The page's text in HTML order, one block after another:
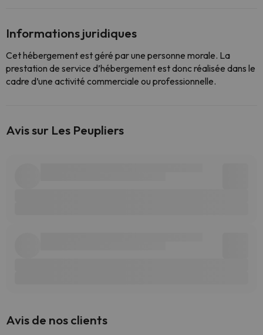
Informations juridiques
Cet hébergement est géré par une personne morale. La
prestation de service d’hébergement est donc réalisée dans le
cadre d’une activité commerciale ou professionnelle.
Avis sur Les Peupliers
Avis de nos clients